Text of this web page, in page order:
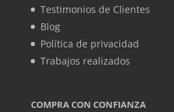
Testimonios de Clientes
Blog
Política de privacidad
Trabajos realizados
COMPRA CON CONFIANZA